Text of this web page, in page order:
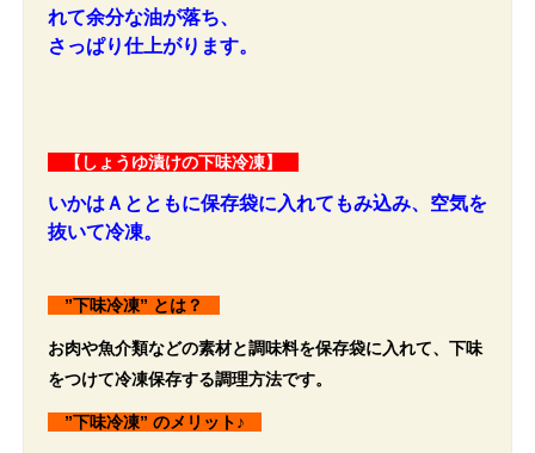
れて余分な油が落ち、
さっぱり仕上がります。
【しょうゆ漬けの下味冷凍】
いかはＡとともに保存袋に入れてもみ込み、空気を
抜いて冷凍。
”下味冷凍” とは？
お肉や魚介類などの素材と調味料を保存袋に入れて、下味
をつけて冷凍保存する調理方法です。
”下味冷凍” のメリット♪